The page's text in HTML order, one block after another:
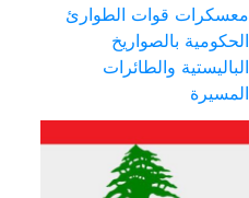
معسكرات قوات الطوارئ
الحكومية بالصواريخ
الباليستية والطائرات
المسيرة